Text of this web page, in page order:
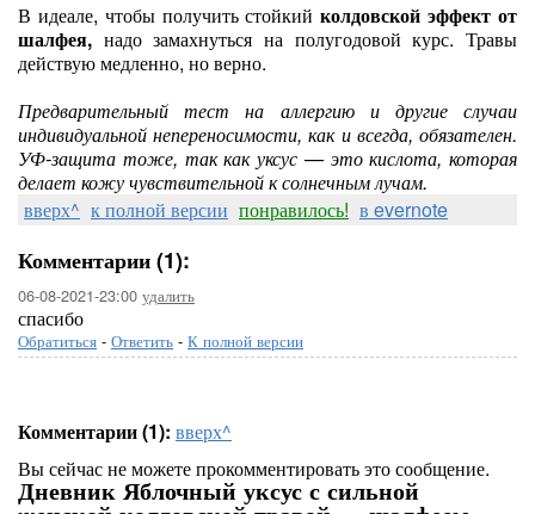
В идеале, чтобы получить стойкийколдовской эффект от
шалфея, надо замахнуться на полугодовой курс. Травы
действую медленно, но верно.
Предварительный тест на аллергию и другие случаи
индивидуальной непереносимости, как и всегда, обязателен.
УФ-защита тоже, так как уксус — это кислота, которая
делает кожу чувствительной к солнечным лучам.
вверх^ к полной версии понравилось! в evernote
Комментарии (1):
06-08-2021-23:00 удалить
спасибо
Обратиться - Ответить - К полной версии
Комментарии (1): вверх^
Вы сейчас не можете прокомментировать это сообщение.
Дневник Яблочный уксус с сильной